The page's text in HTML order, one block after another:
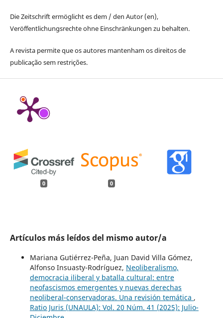
Die Zeitschrift ermöglicht es dem / den Autor (en),
Veröffentlichungsrechte ohne Einschränkungen zu behalten.
A revista permite que os autores mantenham os direitos de
publicação sem restrições.
0 0
Artículos más leídos del mismo autor/a
Mariana Gutiérrez-Peña, Juan David Villa Gómez,
Alfonso Insuasty-Rodríguez, Neoliberalismo,
democracia iliberal y batalla cultural: entre
neofascismos emergentes y nuevas derechas
neoliberal-conservadoras. Una revisión temática ,
Ratio Juris (UNAULA): Vol. 20 Núm. 41 (2025): Julio-